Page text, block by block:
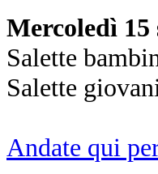
Mercoledì 15
Salette
Salette
Andate qui